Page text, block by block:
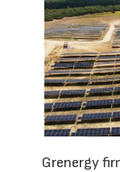
Grenergy